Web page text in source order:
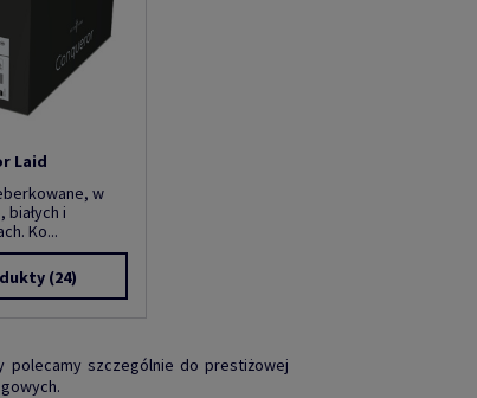
Laid
w
i
Ko...
(24)
polecamy szczególnie do prestiżowej